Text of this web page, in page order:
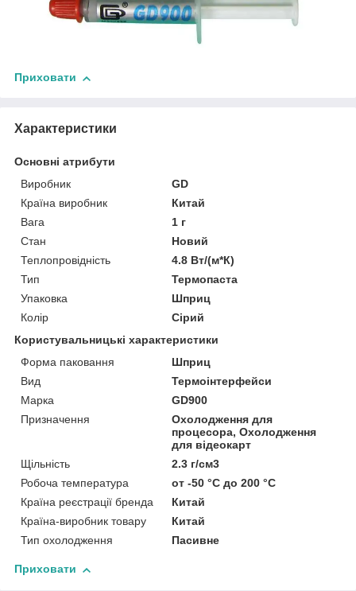
Приховати
Характеристики
Основні атрибути
Виробник
GD
Країна виробник
Китай
Вага
1 г
Стан
Новий
Теплопровідність
4.8 Вт/(м*К)
Тип
Термопаста
Упаковка
Шприц
Колір
Сірий
Користувальницькі характеристики
Форма паковання
Шприц
Вид
Термоінтерфейси
Марка
GD900
Призначення
Охолодження для
процесора, Охолодження
для відеокарт
Щільність
2.3 г/см3
Робоча температура
от -50 °C до 200 °C
Країна реєстрації бренда
Китай
Країна-виробник товару
Китай
Тип охолодження
Пасивне
Приховати